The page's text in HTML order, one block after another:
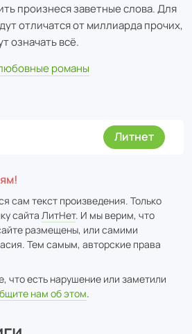
произнеся заветные слова. Для
отличатся от миллиарда прочих,
означать всё.
романы
Литнет
сам текст произведения. Только
сайта ЛитНет. И мы верим, что
размещены, или самими
Тем самым, авторские права
что есть нарушение или заметили
нам об этом.